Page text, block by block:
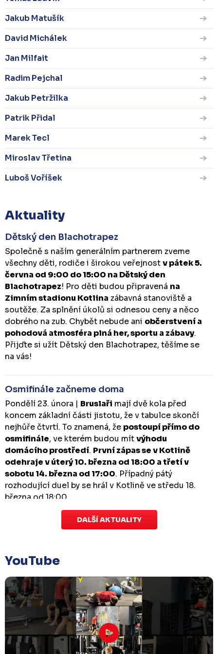
Jakub Matušík
David Michálek
Jan Milfait
Radim Pejchal
Jakub Petržilka
Patrik Přidal
Marek Tecl
Miroslav Třetina
Luboš Voříšek
Aktuality
Dětský den Blachotrapez
Společně s naším generálním partnerem zveme
všechny děti, rodiče i širokou veřejnostv pátek 5.
června od 9:00 do 15:00 na Dětský den
Blachotrapez! Pro děti budou připravená na
Zimním stadionu Kotlina zábavná stanoviště a
soutěže. Za splnění úkolů si odnesou ceny a něco
dobrého na zub. Chybět nebude ani občerstvení a
pohodová atmosféra plná her, sportu a zábavy.
Přijďte si užít Dětský den Blachotrapez, těšíme se
na vás!
Osmifinále začneme doma
Pondělí 23. února | Bruslaři mají dvě kola před
koncem základní části jistotu, že v tabulce skončí
nejhůře čtvrtí. To znamená, že postoupí přímo do
osmifinále, ve kterém budou mítvýhodu
domácího prostředí. První zápas se v Kotlině
odehraje v úterý 10. března od 18:00 a třetí v
sobotu 14. března od 17:00. Případný pátý
rozhodující duel by se hrál v Kotlině ve středu 18.
března od 18:00.
Zápas dorostu je odložen
které se mělo odehrát v pátek 30. ledna ve 14:15,
odloženo!Odehraje se v náhradním termínu, o
kterém se bude jednat.
Náhradní termín 32. kola
Úterý 27. ledna | Utkání 32. kola v Písku
, které se
mělo původně odehrát 31. ledna, bylo z důvodu
marodky Králů odloženo. Kluby se domluvily na
DALŠÍ AKTUALITY
YouTube